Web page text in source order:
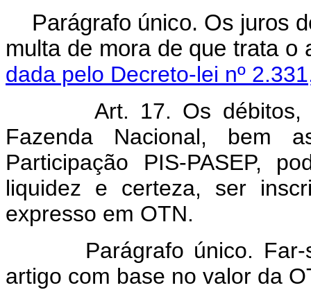
Parágrafo único. Os juros
multa de mora de que trata o
dada pelo Decreto-lei nº
Art. 17. Os
Fazenda Nacional, bem
Participação PIS-PASEP,
liquidez e certeza, ser
expresso em OTN.
Parágrafo único.
artigo com base no valor da